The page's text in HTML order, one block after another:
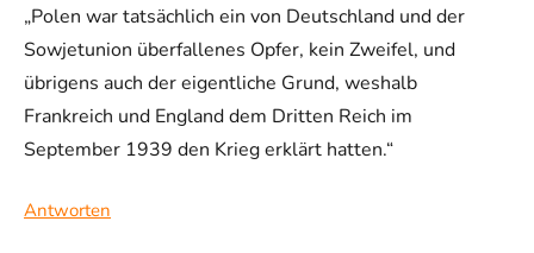
„Polen war tatsächlich ein von Deutschland und der
Sowjetunion überfallenes Opfer, kein Zweifel, und
übrigens auch der eigentliche Grund, weshalb
Frankreich und England dem Dritten Reich im
September 1939 den Krieg erklärt hatten.“
Antworten